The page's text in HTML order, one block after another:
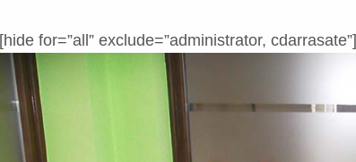
[hide for=”all” exclude=”administrator, cdarrasate”]